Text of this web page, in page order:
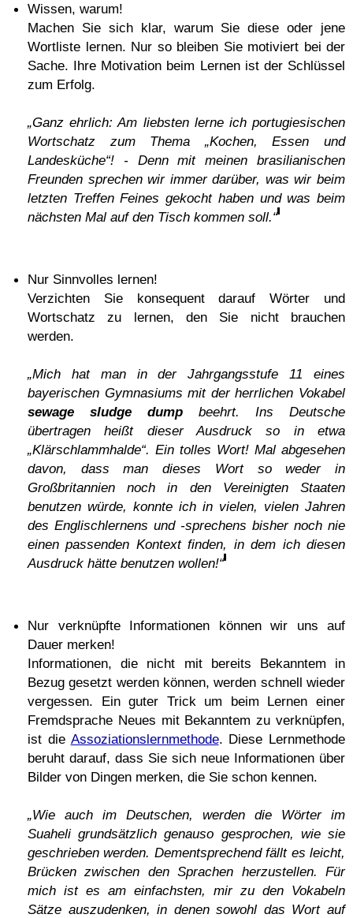
Wissen, warum!
Machen Sie sich klar, warum Sie diese oder jene
Wortliste lernen. Nur so bleiben Sie motiviert bei der
Sache. Ihre Motivation beim Lernen ist der Schlüssel
zum Erfolg.
„Ganz ehrlich: Am liebsten lerne ich portugiesischen
Wortschatz zum Thema „Kochen, Essen und
Landesküche“! - Denn mit meinen brasilianischen
Freunden sprechen wir immer darüber, was wir beim
letzten Treffen Feines gekocht haben und was beim
nächsten Mal auf den Tisch kommen soll.“
Nur Sinnvolles lernen!
Verzichten Sie konsequent darauf Wörter und
Wortschatz zu lernen, den Sie nicht brauchen
werden.
„Mich hat man in der Jahrgangsstufe 11 eines
bayerischen Gymnasiums mit der herrlichen Vokabel
sewage sludge dump beehrt. Ins Deutsche
übertragen heißt dieser Ausdruck so in etwa
„Klärschlammhalde“. Ein tolles Wort! Mal abgesehen
davon, dass man dieses Wort so weder in
Großbritannien noch in den Vereinigten Staaten
benutzen würde, konnte ich in vielen, vielen Jahren
des Englischlernens und -sprechens bisher noch nie
einen passenden Kontext finden, in dem ich diesen
Ausdruck hätte benutzen wollen!“
Nur verknüpfte Informationen können wir uns auf
Dauer merken!
Informationen, die nicht mit bereits Bekanntem in
Bezug gesetzt werden können, werden schnell wieder
vergessen. Ein guter Trick um beim Lernen einer
Fremdsprache Neues mit Bekanntem zu verknüpfen,
ist die Assoziationslernmethode. Diese Lernmethode
beruht darauf, dass Sie sich neue Informationen über
Bilder von Dingen merken, die Sie schon kennen.
„Wie auch im Deutschen, werden die Wörter im
Suaheli grundsätzlich genauso gesprochen, wie sie
geschrieben werden. Dementsprechend fällt es leicht,
Brücken zwischen den Sprachen herzustellen. Für
mich ist es am einfachsten, mir zu den Vokabeln
Sätze auszudenken, in denen sowohl das Wort auf